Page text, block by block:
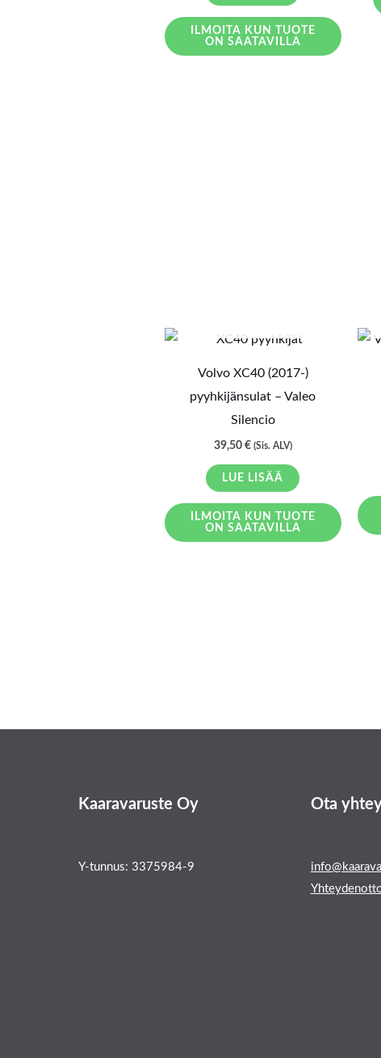
ILMOITA KUN TUOTE
ON SAATAVILLA
Volvo XC40 (2017-)
pyyhkijänsulat – Valeo
Silencio
39,50 € (Sis. ALV)
LUE LISÄÄ
ILMOITA KUN TUOTE
ON SAATAVILLA
Kaaravaruste Oy
Y-tunnus: 3375984-9
Ota